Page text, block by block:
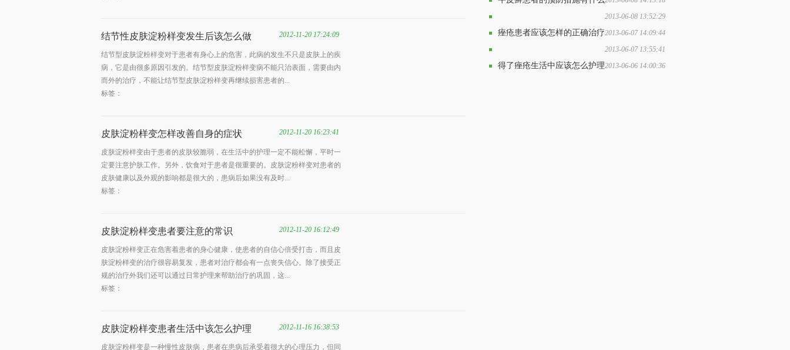
结节性皮肤淀粉样变发生后该怎么做 2012-11-20 17:24:09
结节型皮肤淀粉样变对于患者有身心上的危害，此病的发生不只是皮肤上的疾
病，它是由很多原因引发的。结节型皮肤淀粉样变病不能只治表面，需要由内
而外的治疗，不能让结节型皮肤淀粉样变再继续损害患者的...
标签：
皮肤淀粉样变怎样改善自身的症状 2012-11-20 16:23:41
皮肤淀粉样变由于患者的皮肤较脆弱，在生活中的护理一定不能松懈，平时一
定要注意护肤工作。另外，饮食对于患者是很重要的。皮肤淀粉样变对患者的
皮肤健康以及外观的影响都是很大的，患病后如果没有及时...
标签：
皮肤淀粉样变患者要注意的常识 2012-11-20 16:12:49
皮肤淀粉样变正在危害着患者的身心健康，使患者的自信心倍受打击，而且皮
肤淀粉样变的治疗很容易复发，患者对治疗都会有一点丧失信心。除了接受正
规的治疗外我们还可以通过日常护理来帮助治疗的巩固，这...
标签：
皮肤淀粉样变患者生活中该怎么护理 2012-11-16 16:38:53
皮肤淀粉样变是一种慢性皮肤病，患者在患病后承受着很大的心理压力，但同
2013-06-08 13:52:29
痤疮的护理方法哪些是较常见的呢2013-06-07 14:09:44
痤疮患者应该怎样的正确治疗
2013-06-07 13:55:41
荨麻疹患者治疗期间需要注意哪些2013-06-06 14:00:36
得了痤疮生活中应该怎么护理